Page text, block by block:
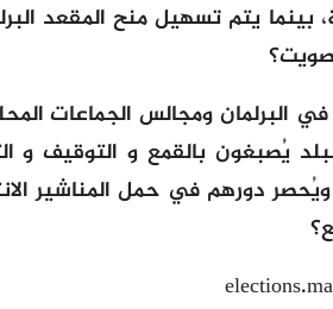
بينما يتم تسهيل منح المقعد
البرلمان ومجالس الجماعات
يُصبغون بالقمع و التوقيف
ويُحصر دورهم في حمل المناشير